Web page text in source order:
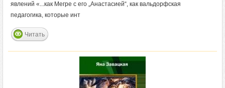
явлений «...как Мегре с его „Анастасией“, как вальдорфская
педагогика, которые инт
Читать